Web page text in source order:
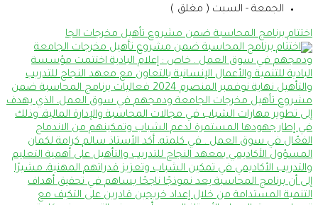
الجمعة - السبت ( مغلق )
اختتام برنامج المحاسبة ضمن مشروع تأهيل مخرجات الجا